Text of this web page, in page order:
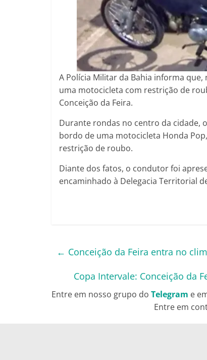
A Polícia Militar da Bahia informa que,
uma motocicleta com restrição de
Conceição da Feira.
Durante rondas no centro da cidade,
bordo de uma motocicleta Honda
restrição de roubo.
Diante dos fatos, o condutor foi
encaminhado à Delegacia Territorial
← Conceição da Feira entra no
Copa Intervale: Conceição da
Entre em nosso grupo do Telegram e
Entre em